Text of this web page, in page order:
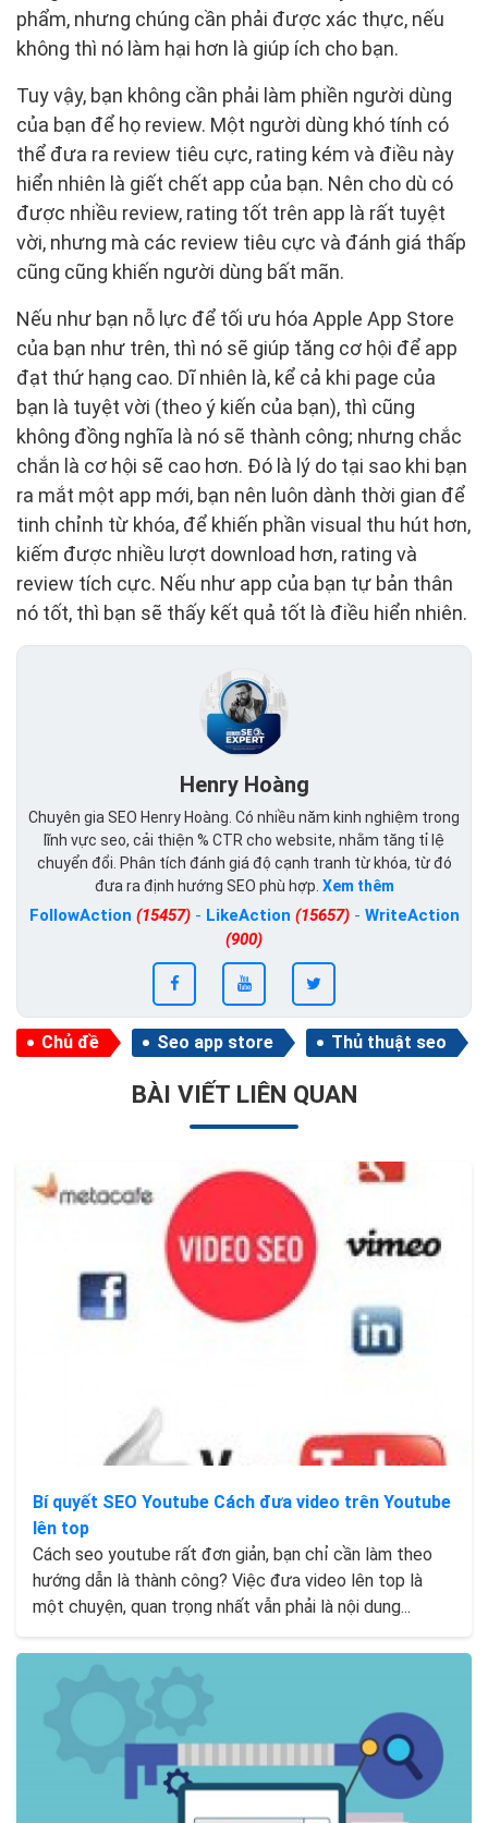
phẩm, nhưng chúng cần phải được xác thực, nếu
không thì nó làm hại hơn là giúp ích cho bạn.
Tuy vậy, bạn không cần phải làm phiền người dùng
của bạn để họ review. Một người dùng khó tính có
thể đưa ra review tiêu cực, rating kém và điều này
hiển nhiên là giết chết app của bạn. Nên cho dù có
được nhiều review, rating tốt trên app là rất tuyệt
vời, nhưng mà các review tiêu cực và đánh giá thấp
cũng cũng khiến người dùng bất mãn.
Nếu như bạn nỗ lực để tối ưu hóa Apple App Store
của bạn như trên, thì nó sẽ giúp tăng cơ hội để app
đạt thứ hạng cao. Dĩ nhiên là, kể cả khi page của
bạn là tuyệt vời (theo ý kiến của bạn), thì cũng
không đồng nghĩa là nó sẽ thành công; nhưng chắc
chắn là cơ hội sẽ cao hơn. Đó là lý do tại sao khi bạn
ra mắt một app mới, bạn nên luôn dành thời gian để
tinh chỉnh từ khóa, để khiến phần visual thu hút hơn,
kiếm được nhiều lượt download hơn, rating và
review tích cực. Nếu như app của bạn tự bản thân
nó tốt, thì bạn sẽ thấy kết quả tốt là điều hiển nhiên.
Henry Hoàng
Chuyên gia SEO Henry Hoàng. Có nhiều năm kinh nghiệm trong
lĩnh vực seo, cải thiện % CTR cho website, nhằm tăng tỉ lệ
chuyển đổi. Phân tích đánh giá độ cạnh tranh từ khóa, từ đó
đưa ra định hướng SEO phù hợp. Xem thêm
FollowAction (15457)- LikeAction (15657)- WriteAction
(900)
Chủ đề Seo app store Thủ thuật seo
BÀI VIẾT LIÊN QUAN
Bí quyết SEO Youtube Cách đưa video trên Youtube
lên top
Cách seo youtube rất đơn giản, bạn chỉ cần làm theo
hướng dẫn là thành công? Việc đưa video lên top là
một chuyện, quan trọng nhất vẫn phải là nội dung...